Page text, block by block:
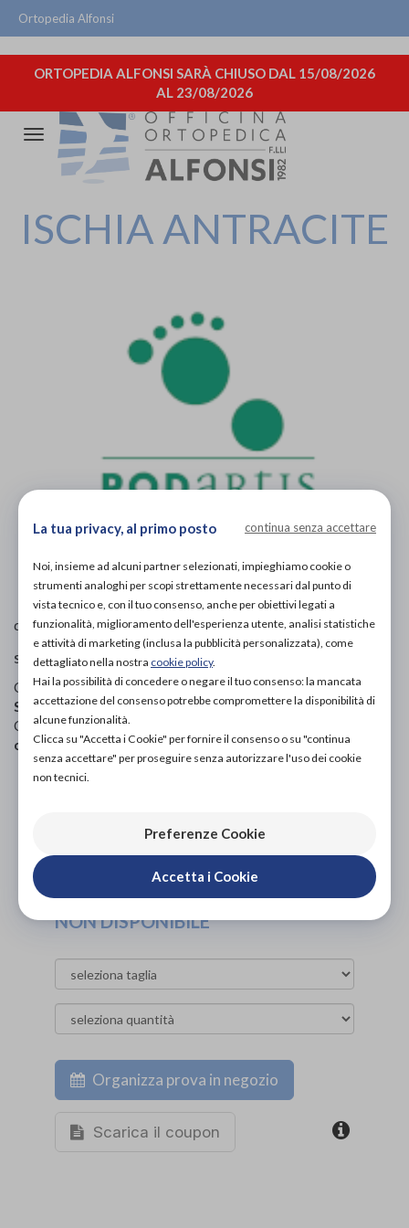
Ortopedia Alfonsi
ORTOPEDIA ALFONSI SARÀ CHIUSO DAL 15/08/2026
AL 23/08/2026
Attiva/disattiva
navigazione
ISCHIA ANTRACITE
rispecchiare appieno le caratteristiche del prodotto.
di Podartis
scarpe ortopediche
Codice OTGP:PODUZ19341| Riferimento produttore:
SR102478| Codice Nomenclatore tariffario:06.33.03|
Categoria:Calzature ortopediche e plantari
ortopediche»Per donna
ACQUISTA ONLINE
NON DISPONIBILE
Organizza prova in negozio
Scarica il coupon
La tua privacy, al primo posto continua senza accettare
Noi, insieme ad alcuni partner selezionati, impieghiamo cookie o
strumenti analoghi per scopi strettamente necessari dal punto di
vista tecnico e, con il tuo consenso, anche per obiettivi legati a
funzionalità, miglioramento dell'esperienza utente, analisi statistiche
e attività di marketing (inclusa la pubblicità personalizzata), come
dettagliato nella nostra cookie policy.
Hai la possibilità di concedere o negare il tuo consenso: la mancata
accettazione del consenso potrebbe compromettere la disponibilità di
alcune funzionalità.
Clicca su "Accetta i Cookie" per fornire il consenso o su "continua
senza accettare" per proseguire senza autorizzare l'uso dei cookie
non tecnici.
Preferenze Cookie
Accetta i Cookie